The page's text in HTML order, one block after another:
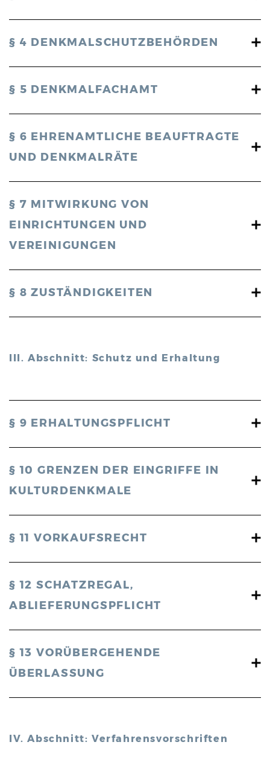
§ 4 DENKMALSCHUTZBEHÖRDEN
§ 5 DENKMALFACHAMT
§ 6 EHRENAMTLICHE BEAUFTRAGTE
UND DENKMALRÄTE
§ 7 MITWIRKUNG VON
EINRICHTUNGEN UND
VEREINIGUNGEN
§ 8 ZUSTÄNDIGKEITEN
III. Abschnitt: Schutz und Erhaltung
§ 9 ERHALTUNGSPFLICHT
§ 10 GRENZEN DER EINGRIFFE IN
KULTURDENKMALE
§ 11 VORKAUFSRECHT
§ 12 SCHATZREGAL,
ABLIEFERUNGSPFLICHT
§ 13 VORÜBERGEHENDE
ÜBERLASSUNG
IV. Abschnitt: Verfahrensvorschriften